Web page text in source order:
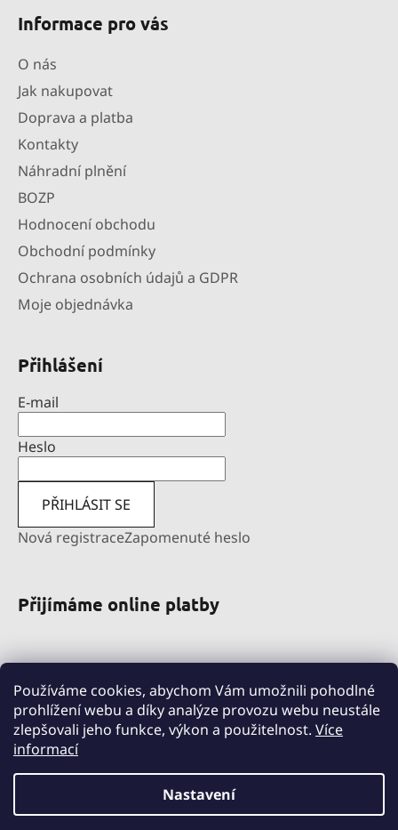
Používáme cookies, abychom Vám umožnili pohodlné
prohlížení webu a díky analýze provozu webu neustále
zlepšovali jeho funkce, výkon a použitelnost. Více
informací
Nastavení
Informace pro vás
O nás
Jak nakupovat
Doprava a platba
Kontakty
Náhradní plnění
BOZP
Hodnocení obchodu
Obchodní podmínky
Ochrana osobních údajů a GDPR
Moje objednávka
Přihlášení
E-mail
Heslo
PŘIHLÁSIT SE
Nová registraceZapomenuté heslo
Přijímáme online platby
nahradniplneni.duko.eu
detske-obleceni-duko.cz